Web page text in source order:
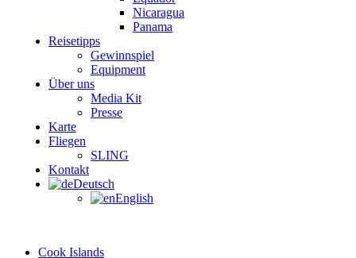
Nicaragua
Panama
Reisetipps
Gewinnspiel
Equipment
Über uns
Media Kit
Presse
Karte
Fliegen
SLING
Kontakt
Deutsch
English
Cook Islands